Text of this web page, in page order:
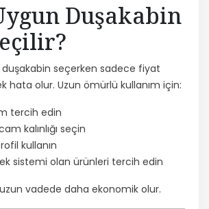
Duşakabin
duşakabin seçerken sadece fiyat
hata olur. Uzun ömürlü kullanım için:
tercih edin
kalınlığı seçin
kullanın
sistemi olan ürünleri tercih edin
vadede daha ekonomik olur.